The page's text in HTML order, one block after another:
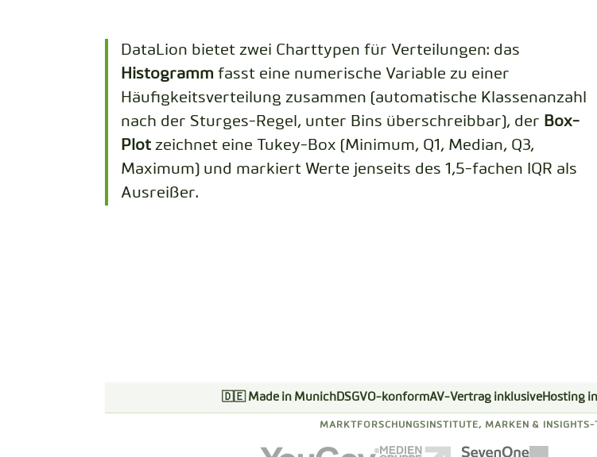
DataLion bietet zwei Charttypen für Verteilungen: das
Histogramm fasst eine numerische Variable zu einer
Häufigkeitsverteilung zusammen (automatische Klassenanzahl
nach der Sturges-Regel, unter Bins überschreibbar), der Box-
Plot zeichnet eine Tukey-Box (Minimum, Q1, Median, Q3,
Maximum) und markiert Werte jenseits des 1,5-fachen IQR als
Ausreißer.
🇩🇪 Made in Munich DSGVO-konformAV-Vertrag inklusive Hosting
MARKTFORSCHUNGSINSTITUTE, MARKEN &